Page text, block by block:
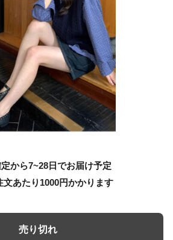
から7~28日でお届け予定
文あたり 1000円かかります
売り切れ